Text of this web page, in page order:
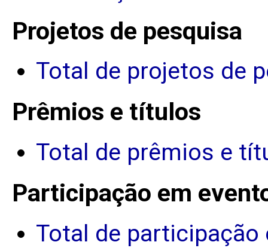
Projetos de pesquisa
Total de projetos de
Prêmios e títulos
Total de prêmios e
Participação em
Total de participação